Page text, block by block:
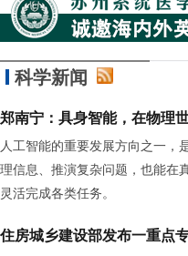
科学新闻
郑南宁：具身智能，在物理
人工智能的重要发展方向之一，
理信息、推演复杂问题，也能在
灵活完成各类任务。
住房城乡建设部发布一重点